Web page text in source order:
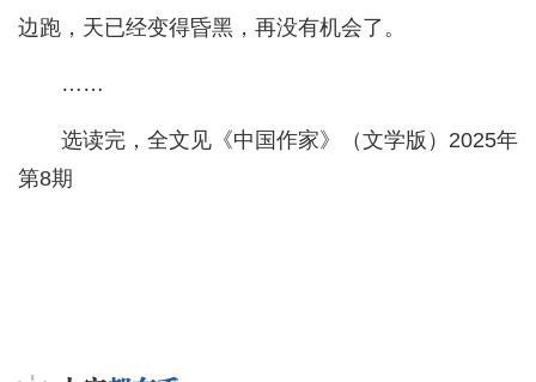
边跑，天已经变得昏黑，再没有机会了。
……
选读完，全文见《中国作家》（文学版）2025年
第8期